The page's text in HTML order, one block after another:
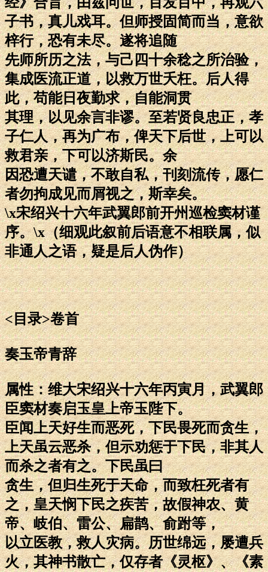
子书，真儿戏耳。但师授固简而当，意欲
梓行，恐有未尽。遂将追随
先师所历之法，与己四十余稔之所治验，
集成医流正道，以救万世夭枉。后人得
此，苟能日夜勤求，自能洞贯
其理，以见余言非谬。至若贤良忠正，孝
子仁人，再为广布，俾天下后世，上可以
救君亲，下可以济斯民。余
因恐遭天谴，不敢自私，刊刻流传，愿仁
者勿拘成见而屑视之，斯幸矣。
\x宋绍兴十六年武翼郎前开州巡检窦材谨
序。\x（细观此叙前后语意不相联属，似
非通人之语，疑是后人伪作）
<目录>卷首
奏玉帝青辞
属性：维大宋绍兴十六年丙寅月，武翼郎
臣窦材奏启玉皇上帝玉陛下。
臣闻上天好生而恶死，下民畏死而贪生，
上天虽云恶杀，但示劝惩于下民，非其人
而杀之者有之。下民虽曰
贪生，但归生死于天命，而致枉死者有
之，皇天悯下民之疾苦，故假神农、黄
帝、岐伯、雷公、扁鹊、俞跗等，
以立医教，救人灾病。历世绵远，屡遭兵
火，其神书散亡，仅存者《灵枢》、《素